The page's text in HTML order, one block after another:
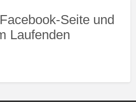
Seite und
Laufenden